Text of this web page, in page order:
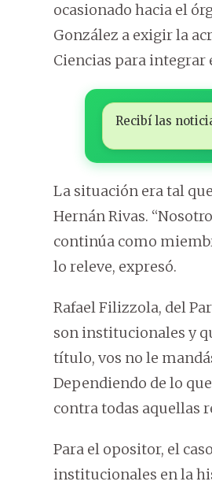
ocasionado hacia el
González a exigir la
Ciencias para integrar
Recibí las
La situación era tal
Hernán Rivas.
continúa como
lo releve, expresó.
Rafael Filizzola, del
son institucionales y
título, vos no le
Dependiendo de lo
contra todas aquellas
Para el opositor, el
institucionales en la